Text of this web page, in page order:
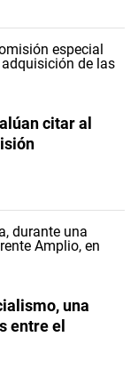
citar al
una
entre el